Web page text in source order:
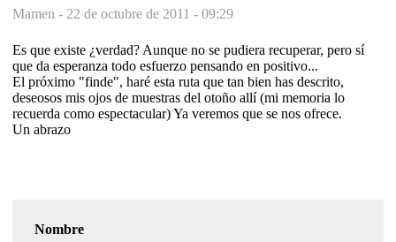
Mamen - 22 de octubre de 2011 - 09:29
Es que existe ¿verdad? Aunque no se pudiera recuperar, pero sí
que da esperanza todo esfuerzo pensando en positivo...
El próximo "finde", haré esta ruta que tan bien has descrito,
deseosos mis ojos de muestras del otoño allí (mi memoria lo
recuerda como espectacular) Ya veremos que se nos ofrece.
Un abrazo
Nombre